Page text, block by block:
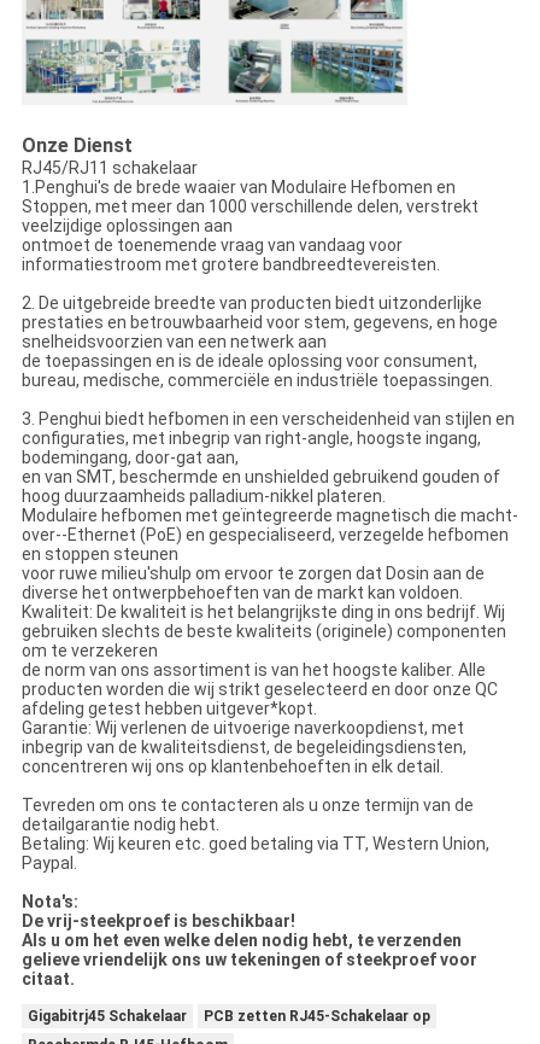
Onze Dienst
RJ45/RJ11 schakelaar
1.Penghui's de brede waaier van Modulaire Hefbomen en
Stoppen, met meer dan 1000 verschillende delen, verstrekt
veelzijdige oplossingen aan
ontmoet de toenemende vraag van vandaag voor
informatiestroom met grotere bandbreedtevereisten.
2. De uitgebreide breedte van producten biedt uitzonderlijke
prestaties en betrouwbaarheid voor stem, gegevens, en hoge
snelheidsvoorzien van een netwerk aan
de toepassingen en is de ideale oplossing voor consument,
bureau, medische, commerciële en industriële toepassingen.
3. Penghui biedt hefbomen in een verscheidenheid van stijlen en
configuraties, met inbegrip van right-angle, hoogste ingang,
bodemingang, door-gat aan,
en van SMT, beschermde en unshielded gebruikend gouden of
hoog duurzaamheids palladium-nikkel plateren.
Modulaire hefbomen met geïntegreerde magnetisch die macht-
over--Ethernet (PoE) en gespecialiseerd, verzegelde hefbomen
en stoppen steunen
voor ruwe milieu'shulp om ervoor te zorgen dat Dosin aan de
diverse het ontwerpbehoeften van de markt kan voldoen.
Kwaliteit: De kwaliteit is het belangrijkste ding in ons bedrijf. Wij
gebruiken slechts de beste kwaliteits (originele) componenten
om te verzekeren
de norm van ons assortiment is van het hoogste kaliber. Alle
producten worden die wij strikt geselecteerd en door onze QC
afdeling getest hebben uitgever*kopt.
Garantie: Wij verlenen de uitvoerige naverkoopdienst, met
inbegrip van de kwaliteitsdienst, de begeleidingsdiensten,
concentreren wij ons op klantenbehoeften in elk detail.
Tevreden om ons te contacteren als u onze termijn van de
detailgarantie nodig hebt.
Betaling: Wij keuren etc. goed betaling via TT, Western Union,
Paypal.
Nota's:
De vrij-steekproef is beschikbaar!
Als u om het even welke delen nodig hebt, te verzenden
gelieve vriendelijk ons uw tekeningen of steekproef voor
citaat.
Gigabitrj45 Schakelaar
PCB zetten RJ45-Schakelaar op